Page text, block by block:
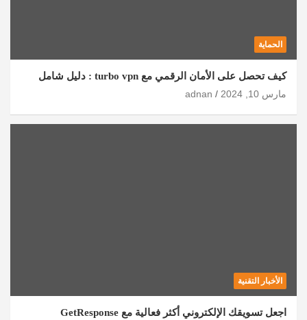
الحماية
كيف تحصل على الأمان الرقمي مع turbo vpn : دليل شامل
مارس 10, 2024
adnan
الأخبار التقنية
اجعل تسويقك الإلكتروني أكثر فعالية مع GetResponse